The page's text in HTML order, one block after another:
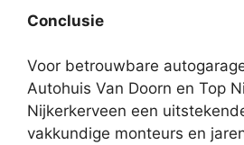
Conclusie
Voor betrouwbare
Autohuis Van Doorn en Top
Nijkerkerveen een
vakkundige monteurs en